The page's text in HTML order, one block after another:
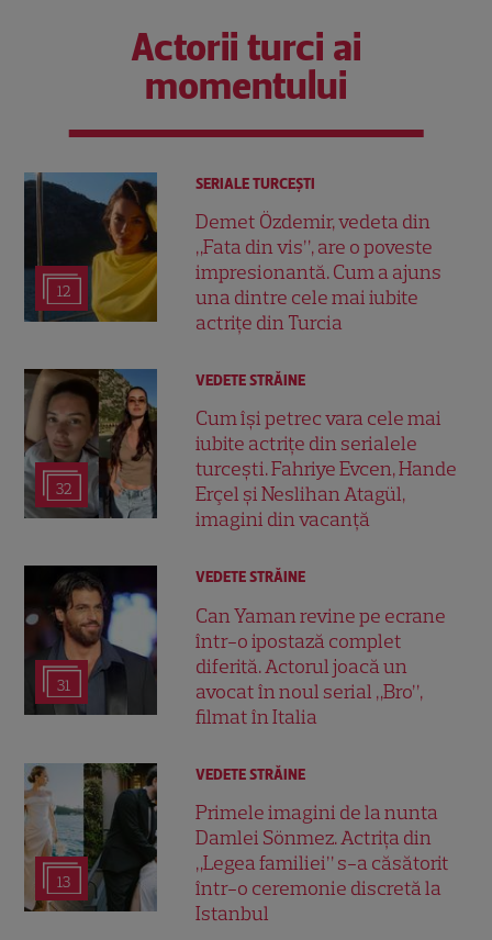
Actorii turci ai
momentului
12
SERIALE TURCEŞTI
Demet Özdemir, vedeta din
„Fata din vis”, are o poveste
impresionantă. Cum a ajuns
una dintre cele mai iubite
actrițe din Turcia
32
VEDETE STRĂINE
Cum își petrec vara cele mai
iubite actrițe din serialele
turcești. Fahriye Evcen, Hande
Erçel și Neslihan Atagül,
imagini din vacanță
31
VEDETE STRĂINE
Can Yaman revine pe ecrane
într-o ipostază complet
diferită. Actorul joacă un
avocat în noul serial „Bro”,
filmat în Italia
13
VEDETE STRĂINE
Primele imagini de la nunta
Damlei Sönmez. Actrița din
„Legea familiei” s-a căsătorit
într-o ceremonie discretă la
Istanbul